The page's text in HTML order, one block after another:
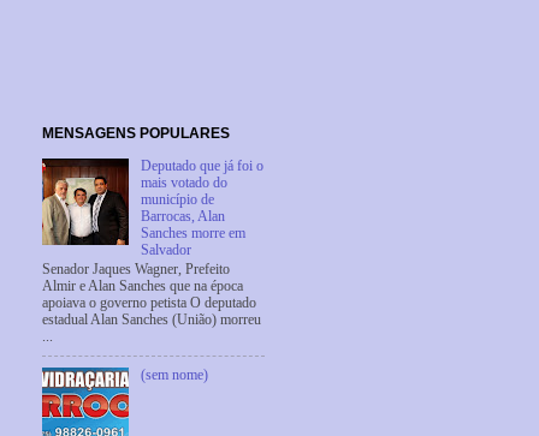
MENSAGENS POPULARES
Deputado que já foi o
mais votado do
município de
Barrocas, Alan
Sanches morre em
Salvador
Senador Jaques Wagner, Prefeito
Almir e Alan Sanches que na época
apoiava o governo petista O deputado
estadual Alan Sanches (União) morreu
...
(sem nome)